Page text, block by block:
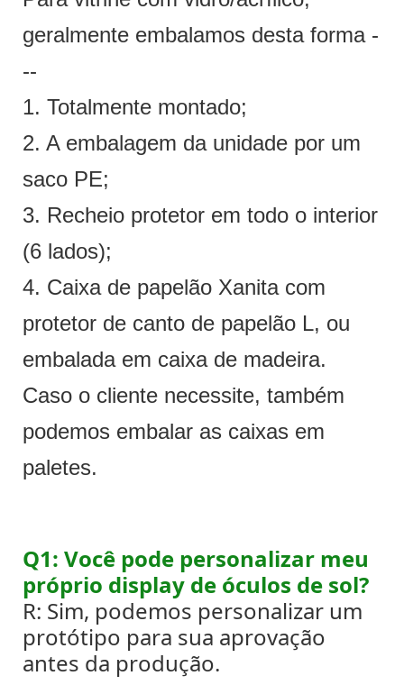
geralmente embalamos desta forma -
--
1. Totalmente montado;
2. A embalagem da unidade por um
saco PE;
3. Recheio protetor em todo o interior
(6 lados);
4. Caixa de papelão Xanita com
protetor de canto de papelão L, ou
embalada em caixa de madeira.
Caso o cliente necessite, também
podemos embalar as caixas em
paletes.
Q1: Você pode personalizar meu
próprio display de óculos de sol?
R: Sim, podemos personalizar um
protótipo para sua aprovação
antes da produção.